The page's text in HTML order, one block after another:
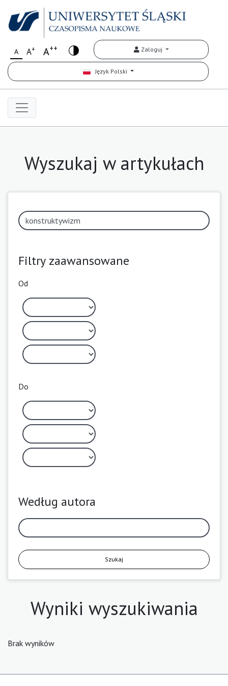
A A+ A++ Zaloguj
Język Polski
Wyszukaj w artykułach
Filtry zaawansowane
Od
Do
Według autora
Szukaj
Wyniki wyszukiwania
Brak wyników